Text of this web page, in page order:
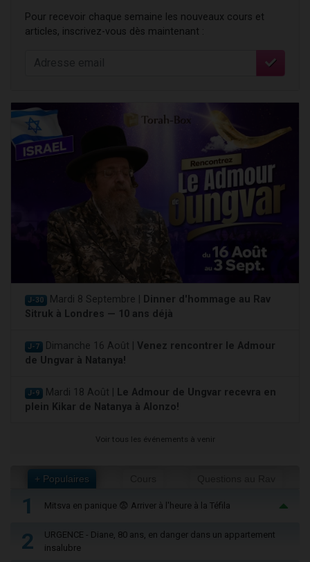
Pour recevoir chaque semaine les nouveaux cours et
articles, inscrivez-vous dès maintenant :
J-30 Mardi 8 Septembre |
Dinner d'hommage au Rav
Sitruk à Londres — 10 ans déjà
J-7 Dimanche 16 Août | Venez rencontrer le Admour
de Ungvar à Natanya!
J-9 Mardi 18 Août |
Le Admour de Ungvar recevra en
plein Kikar de Natanya à Alonzo!
Voir tous les événements à venir
+ Populaires
1 Mitsva en panique 😨 Arriver à l'heure à la Téfila
2
URGENCE - Diane, 80 ans, en danger dans un appartement
insalubre